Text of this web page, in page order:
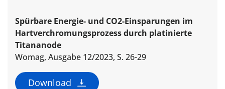
Spürbare Energie- und CO2-Einsparungen im
Hartverchromungsprozess durch platinierte
Titananode
Womag, Ausgabe 12/2023, S. 26-29
Download